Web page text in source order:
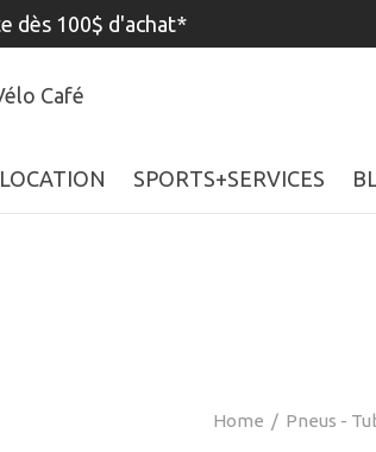
dès 100$ d'achat*
LOCATION SPORTS+SERVICES
Home / Pneus -